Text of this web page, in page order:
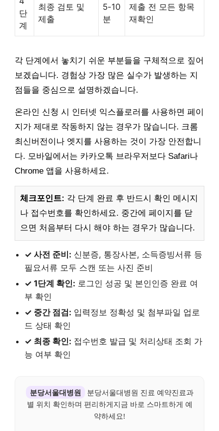
단
계
최종 검토 및
제출
5-10
분
제출 전 모든 항목
재확인
각 단계에서 놓치기 쉬운 부분들을 구체적으로 짚어
보겠습니다. 경험상 가장 많은 실수가 발생하는 지
점들을 중심으로 설명하겠습니다.
온라인 신청 시 인터넷 익스플로러를 사용하면 페이
지가 제대로 작동하지 않는 경우가 많습니다. 크롬
최신버전이나 엣지를 사용하는 것이 가장 안전합니
다. 모바일에서는 카카오톡 브라우저보다 Safari나
Chrome 앱을 사용하세요.
체크포인트: 각 단계 완료 후 반드시 확인 메시지
나 접수번호를 확인하세요. 중간에 페이지를 닫
으면 처음부터 다시 해야 하는 경우가 많습니다.
✓ 사전 준비: 신분증, 통장사본, 소득증빙서류 등
필요서류 모두 스캔 또는 사진 준비
✓ 1단계 확인: 로그인 성공 및 본인인증 완료 여
부 확인
✓ 중간 점검: 입력정보 정확성 및 첨부파일 업로
드 상태 확인
✓ 최종 확인: 접수번호 발급 및 처리상태 조회 가
능 여부 확인
분당서울대병원
분당서울대병원 진료 예약진료과
별 위치 확인하며 편리하게지금 바로 스마트하게 예
약하세요!